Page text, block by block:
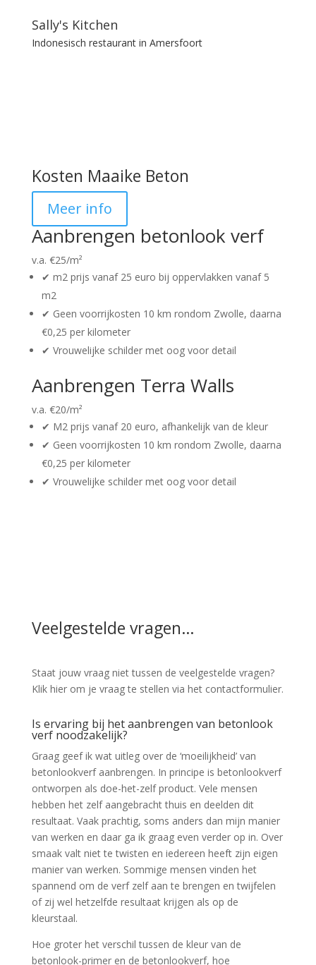
Sally's Kitchen
Indonesisch restaurant in Amersfoort
Kosten Maaike Beton
Meer info
Aanbrengen betonlook verf
v.a. €25/m²
✔︎ m2 prijs vanaf 25 euro bij oppervlakken vanaf 5
m2
✔︎ Geen voorrijkosten 10 km rondom Zwolle, daarna
€0,25 per kilometer
✔︎ Vrouwelijke schilder met oog voor detail
Aanbrengen Terra Walls
v.a. €20/m²
✔︎ M2 prijs vanaf 20 euro, afhankelijk van de kleur
✔︎ Geen voorrijkosten 10 km rondom Zwolle, daarna
€0,25 per kilometer
✔︎ Vrouwelijke schilder met oog voor detail
Veelgestelde vragen…
Staat jouw vraag niet tussen de veelgestelde vragen?
Klik hier om je vraag te stellen via het contactformulier.
Is ervaring bij het aanbrengen van betonlook
verf noodzakelijk?
Graag geef ik wat uitleg over de ‘moeilijkheid’ van
betonlookverf aanbrengen. In principe is betonlookverf
ontworpen als doe-het-zelf product. Vele mensen
hebben het zelf aangebracht thuis en deelden dit
resultaat. Vaak prachtig, soms anders dan mijn manier
van werken en daar ga ik graag even verder op in. Over
smaak valt niet te twisten en iedereen heeft zijn eigen
manier van werken. Sommige mensen vinden het
spannend om de verf zelf aan te brengen en twijfelen
of zij wel hetzelfde resultaat krijgen als op de
kleurstaal.
Hoe groter het verschil tussen de kleur van de
betonlook-primer en de betonlookverf, hoe